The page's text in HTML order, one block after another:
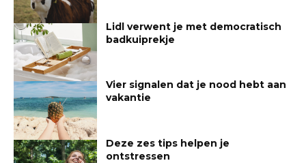
Lidl verwent je met democratisch
badkuiprekje
Vier signalen dat je nood hebt aan
vakantie
Deze zes tips helpen je
ontstressen